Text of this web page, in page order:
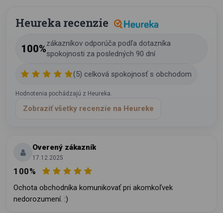
Heureka recenzie
100%zákazníkov odporúča podľa dotazníka
spokojnosti za posledných 90 dní
(5) celková spokojnosť s obchodom
Hodnotenia pochádzajú z Heureka.
Zobraziť všetky recenzie na Heureke
Overený zákazník
17.12.2025
100%
Ochota obchodníka komunikovať pri akomkoľvek
nedorozumení. :)